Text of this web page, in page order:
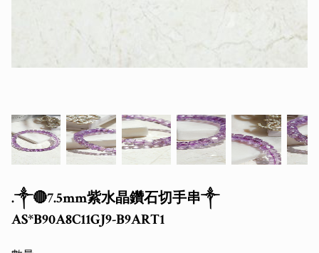
.༒🔴7.5mm紫水晶鑽石切手串༒
AS*B90A8C11GJ9-B9ART1